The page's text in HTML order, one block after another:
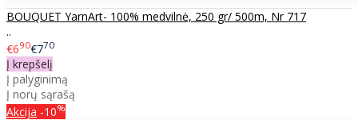
BOUQUET YarnArt- 100% medvilnė, 250 gr/ 500m, Nr 717
..
€690€770
Į krepšelį
Į palyginimą
Į norų sąrašą
Akcija -10%